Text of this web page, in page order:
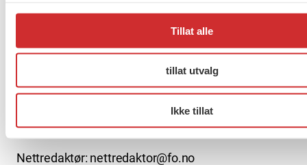
Tillat alle
tillat utvalg
Ikke tillat
FO (Fellesorganisasjonen)
Pb. 4693 Sofienberg
kontor@fo.no
Nettredaktør: nettredaktor@fo.no